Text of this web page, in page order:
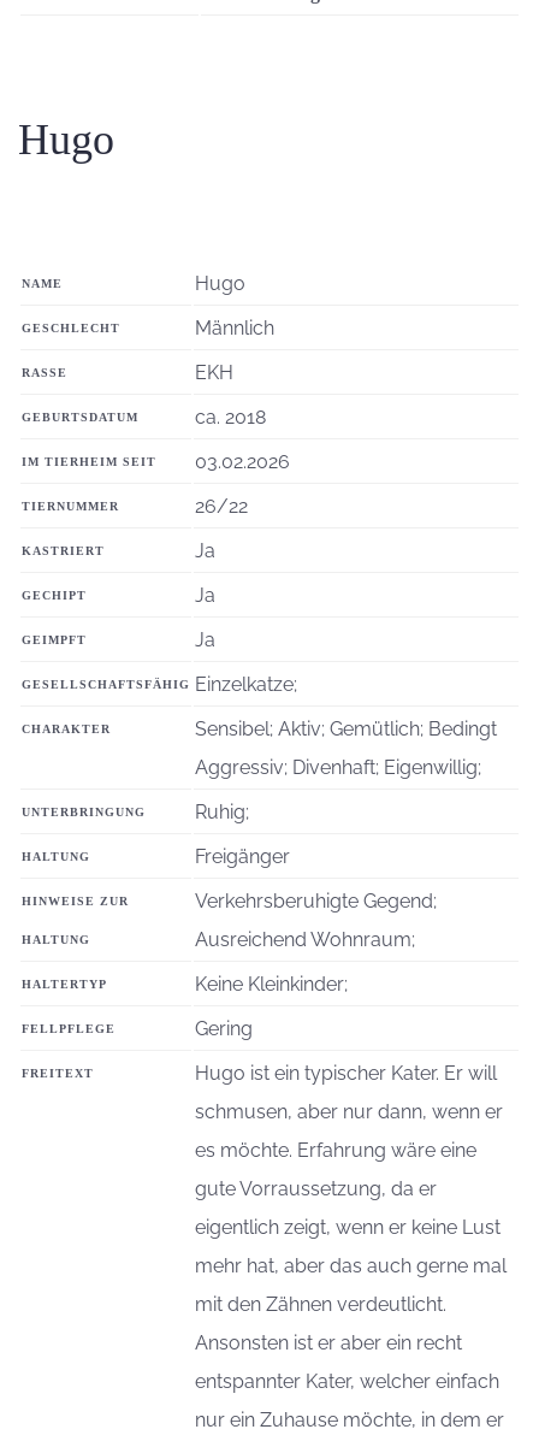
Hugo
NAME Hugo
GESCHLECHT Männlich
RASSE EKH
GEBURTSDATUM ca. 2018
IM TIERHEIM SEIT 03.02.2026
TIERNUMMER 26/22
KASTRIERT Ja
GECHIPT Ja
GEIMPFT Ja
GESELLSCHAFTSFÄHIG Einzelkatze;
CHARAKTER
Sensibel; Aktiv; Gemütlich; Bedingt
Aggressiv; Divenhaft; Eigenwillig;
UNTERBRINGUNG Ruhig;
HALTUNG Freigänger
HINWEISE ZUR
HALTUNG
Verkehrsberuhigte Gegend;
Ausreichend Wohnraum;
HALTERTYP Keine Kleinkinder;
FELLPFLEGE Gering
FREITEXT
Hugo ist ein typischer Kater. Er will
schmusen, aber nur dann, wenn er
es möchte. Erfahrung wäre eine
gute Vorraussetzung, da er
eigentlich zeigt, wenn er keine Lust
mehr hat, aber das auch gerne mal
mit den Zähnen verdeutlicht.
Ansonsten ist er aber ein recht
entspannter Kater, welcher einfach
nur ein Zuhause möchte, in dem er